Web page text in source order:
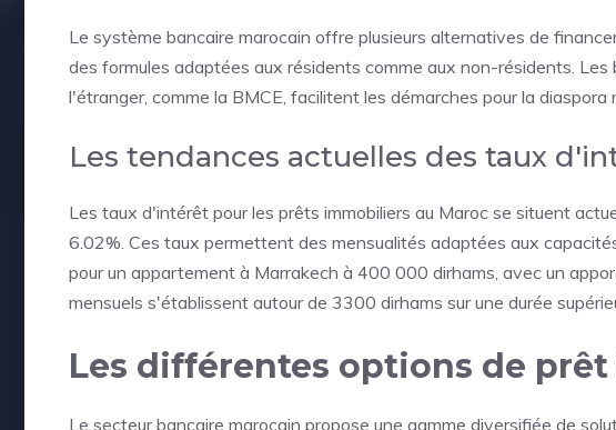
Le système bancaire marocain offre plusieurs alternatives de
des formules adaptées aux résidents comme aux non-résidents.
l'étranger, comme la BMCE, facilitent les démarches pour la
Les tendances actuelles des taux
Les taux d'intérêt pour les prêts immobiliers au Maroc se situent
6.02%. Ces taux permettent des mensualités adaptées aux
pour un appartement à Marrakech à 400 000 dirhams, avec un
mensuels s'établissent autour de 3300 dirhams sur une durée
Les différentes options de
Le secteur bancaire marocain propose une gamme diversifiée de